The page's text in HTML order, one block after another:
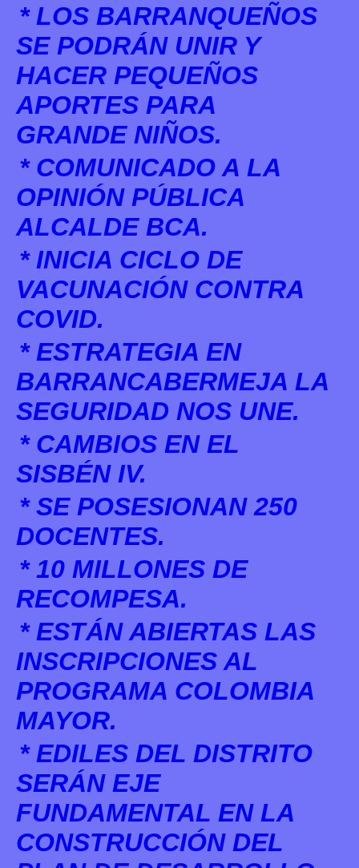
* LOS BARRANQUEÑOS
SE PODRÁN UNIR Y
HACER PEQUEÑOS
APORTES PARA
GRANDE NIÑOS.
* COMUNICADO A LA
OPINIÓN PÚBLICA
ALCALDE BCA.
* INICIA CICLO DE
VACUNACIÓN CONTRA
COVID.
* ESTRATEGIA EN
BARRANCABERMEJA LA
SEGURIDAD NOS UNE.
* CAMBIOS EN EL
SISBÉN IV.
* SE POSESIONAN 250
DOCENTES.
* 10 MILLONES DE
RECOMPESA.
* ESTÁN ABIERTAS LAS
INSCRIPCIONES AL
PROGRAMA COLOMBIA
MAYOR.
* EDILES DEL DISTRITO
SERÁN EJE
FUNDAMENTAL EN LA
CONSTRUCCIÓN DEL